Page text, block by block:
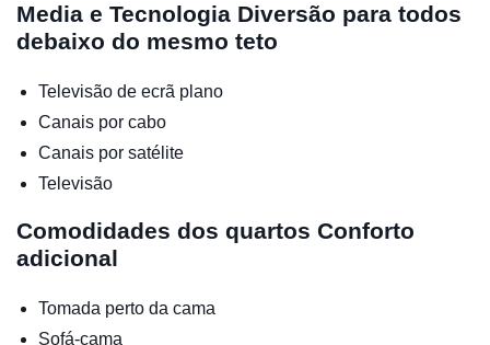
Media e Tecnologia Diversão para todos
debaixo do mesmo teto
Televisão de ecrã plano
Canais por cabo
Canais por satélite
Televisão
Comodidades dos quartos Conforto
adicional
Tomada perto da cama
Sofá-cama